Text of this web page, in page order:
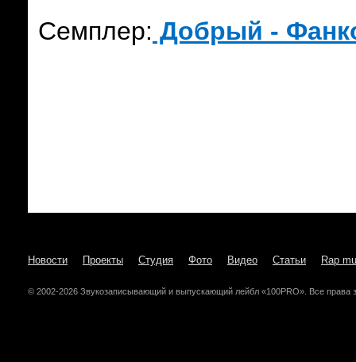
Семплер: Добрый -
Новости Проекты Студия Фото Видео Статьи Rap
© 2002-2026 Звукозаписывающий и выпускающий лейбл «100PRO». Все